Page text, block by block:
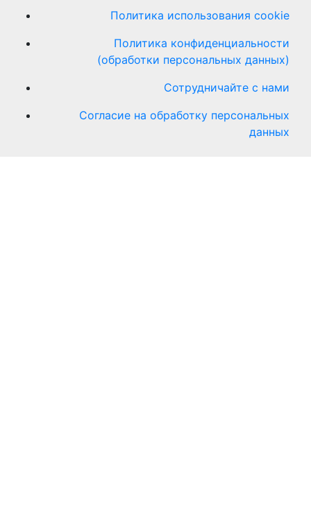
Политика использования cookie
Политика конфиденциальности
(обработки персональных данных)
Сотрудничайте с нами
Согласие на обработку персональных
данных